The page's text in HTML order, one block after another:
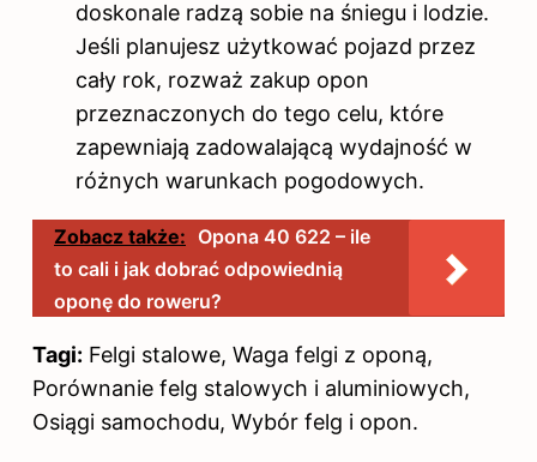
doskonale radzą sobie na śniegu i lodzie.
Jeśli planujesz użytkować pojazd przez
cały rok, rozważ zakup opon
przeznaczonych do tego celu, które
zapewniają zadowalającą wydajność w
różnych warunkach pogodowych.
Zobacz także: Opona 40 622 – ile
to cali i jak dobrać odpowiednią
oponę do roweru?
Tagi: Felgi stalowe, Waga felgi z oponą,
Porównanie felg stalowych i aluminiowych,
Osiągi samochodu, Wybór felg i opon.